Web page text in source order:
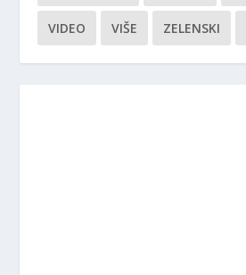
VIDEO VIŠE ZELENSKI